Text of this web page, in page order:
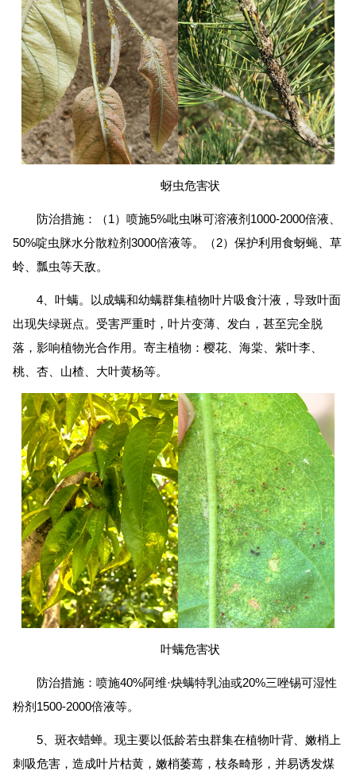
蚜虫危害状
防治措施：（1）喷施5%吡虫啉可溶液剂1000-2000倍液、
50%啶虫脒水分散粒剂3000倍液等。（2）保护利用食蚜蝇、草
蛉、瓢虫等天敌。
4、叶螨。以成螨和幼螨群集植物叶片吸食汁液，导致叶面
出现失绿斑点。受害严重时，叶片变薄、发白，甚至完全脱
落，影响植物光合作用。寄主植物：樱花、海棠、紫叶李、
桃、杏、山楂、大叶黄杨等。
叶螨危害状
防治措施：喷施40%阿维·炔螨特乳油或20%三唑锡可湿性
粉剂1500-2000倍液等。
5、斑衣蜡蝉。现主要以低龄若虫群集在植物叶背、嫩梢上
刺吸危害，造成叶片枯黄，嫩梢萎蔫，枝条畸形，并易诱发煤